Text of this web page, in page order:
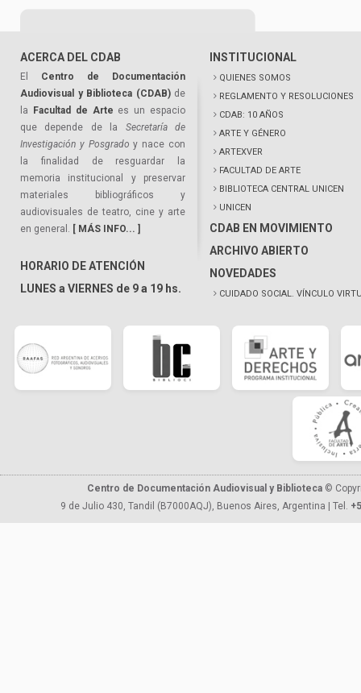
ACERCA DEL CDAB
El Centro de Documentación
Audiovisual y Biblioteca (CDAB)de
la
Facultad de Arte es un espacio
que depende de la Secretaría de
Investigación y Posgrado y nace con
la finalidad de resguardar la
memoria institucional y preservar
materiales bibliográficos y
audiovisuales de teatro, cine y arte
en general. [ MÁS INFO... ]
HORARIO DE ATENCIÓN
LUNES a VIERNES de 9 a 19 hs.
INSTITUCIONAL
QUIENES SOMOS
REGLAMENTO Y RESOLUCIONES
CDAB: 10 AÑOS
ARTE Y GÉNERO
ARTEXVER
FACULTAD DE ARTE
BIBLIOTECA CENTRAL UNICEN
UNICEN
CDAB EN MOVIMIENTO
ARCHIVO ABIERTO
NOVEDADES
CUIDADO SOCIAL. VÍNCULO
Centro de Documentación Audiovisual y Biblioteca ©
9 de Julio 430, Tandil (B7000AQJ), Buenos Aires, Argentina | Tel.